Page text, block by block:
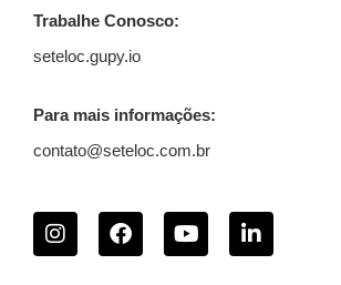
Trabalhe Conosco:
seteloc.gupy.io
Para mais informações:
contato@seteloc.com.br